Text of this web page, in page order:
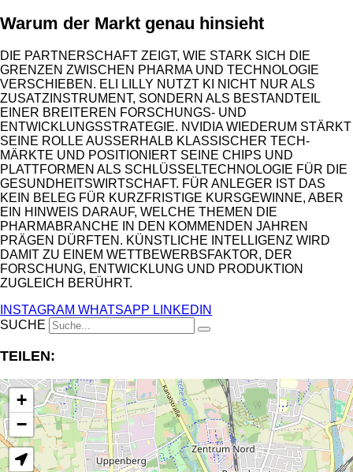
Warum der Markt genau hinsieht
DIE PARTNERSCHAFT ZEIGT, WIE STARK SICH DIE
GRENZEN ZWISCHEN PHARMA UND TECHNOLOGIE
VERSCHIEBEN. ELI LILLY NUTZT KI NICHT NUR ALS
ZUSATZINSTRUMENT, SONDERN ALS BESTANDTEIL
EINER BREITEREN FORSCHUNGS- UND
ENTWICKLUNGSSTRATEGIE. NVIDIA WIEDERUM STÄRKT
SEINE ROLLE AUSSERHALB KLASSISCHER TECH-M
ÄRKTE UND POSITIONIERT SEINE CHIPS UND P
LATTFORMEN ALS SCHLÜSSELTECHNOLOGIE FÜR DIE G
ESUNDHEITSWIRTSCHAFT. FÜR ANLEGER IST DAS K
EIN BELEG FÜR KURZFRISTIGE KURSGEWINNE, ABER E
IN HINWEIS DARAUF, WELCHE THEMEN DIE P
HARMABRANCHE IN DEN KOMMENDEN JAHREN P
RÄGEN DÜRFTEN. KÜNSTLICHE INTELLIGENZ WIRD D
AMIT ZU EINEM WETTBEWERBSFAKTOR, DER F
ORSCHUNG, ENTWICKLUNG UND PRODUKTION Z
UGLEICH BERÜHRT.
INSTAGRAM WHATSAPP LINKEDIN
SUCHE
TEILEN:
+
−